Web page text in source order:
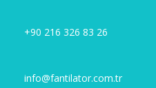
+90 216 326 83 26
info@fantilator.com.tr